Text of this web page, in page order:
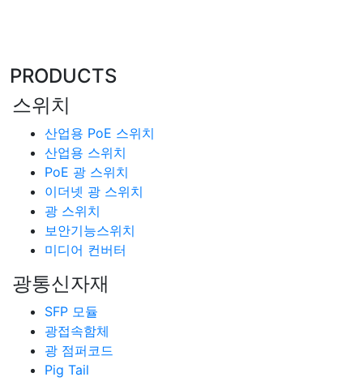
PRODUCTS
스위치
산업용 PoE 스위치
산업용 스위치
PoE 광 스위치
이더넷 광 스위치
광 스위치
보안기능스위치
미디어 컨버터
광통신자재
SFP 모듈
광접속함체
광 점퍼코드
Pig Tail